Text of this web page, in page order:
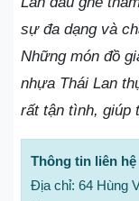
sự đa dạng và
Những món đồ
nhựa Thái Lan
rất tận tình, giúp
Thông tin liên hệ
Địa chỉ: 64 Hùng